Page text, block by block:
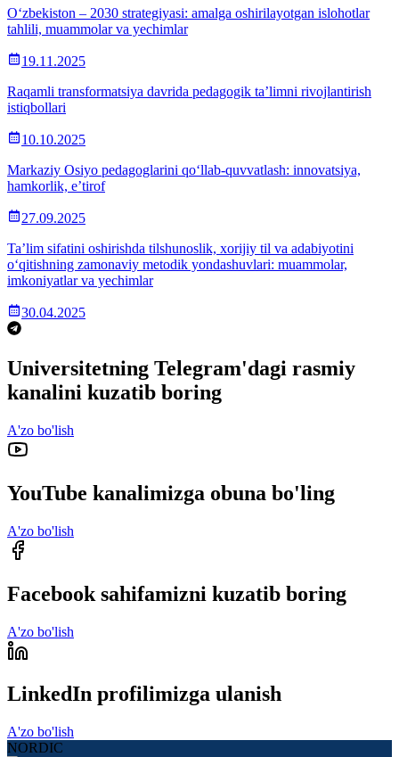
O‘zbekiston – 2030 strategiyasi: amalga oshirilayotgan islohotlar
tahlili, muammolar va yechimlar
19.11.2025
Raqamli transformatsiya davrida pedagogik ta’limni rivojlantirish
istiqbollari
10.10.2025
Markaziy Osiyo pedagoglarini qo‘llab-quvvatlash: innovatsiya,
hamkorlik, e’tirof
27.09.2025
Ta’lim sifatini oshirishda tilshunoslik, xorijiy til va adabiyotini
o‘qitishning zamonaviy metodik yondashuvlari: muammolar,
imkoniyatlar va yechimlar
30.04.2025
Universitetning Telegram'dagi rasmiy
kanalini kuzatib boring
A'zo bo'lish
YouTube kanalimizga obuna bo'ling
A'zo bo'lish
Facebook sahifamizni kuzatib boring
A'zo bo'lish
LinkedIn profilimizga ulanish
A'zo bo'lish
NORDIC